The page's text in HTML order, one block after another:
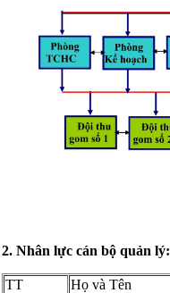
2. Nhân lực cán bộ quản lý:
TT Họ và Tên